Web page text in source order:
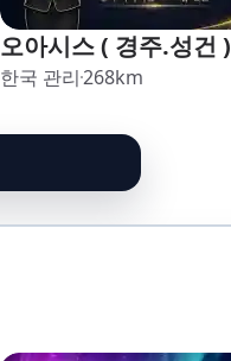
오아시스 ( 경주.성건 )
한국 관리268km